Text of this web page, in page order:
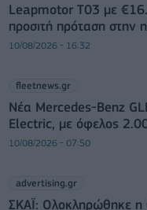
Leapmotor T03 με
προσιτή πρόταση στην
10/08/2026 - 16:32
fleetnews.gr
Νέα Mercedes-Benz
Electric, με όφελος
10/08/2026 - 07:50
advertising.gr
ΣΚΑΪ: Ολοκληρώθηκε η